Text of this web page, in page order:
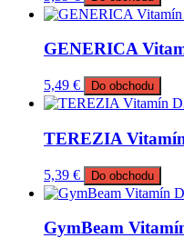
GENERICA
5,49 € Do obchodu
TEREZIA
5,39 € Do obchodu
GymBeam